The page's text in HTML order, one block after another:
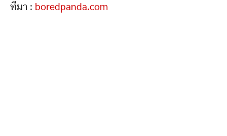
ที่มา : boredpanda.com